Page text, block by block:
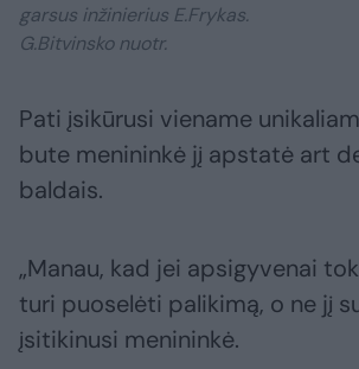
garsus inžinierius E.Frykas.
G.Bitvinsko nuotr.
Pati įsikūrusi viename
bute menininkė jį apstatė art
baldais.
„Manau, kad jei apsigyvenai
turi puoselėti palikimą, o ne jį
įsitikinusi menininkė.